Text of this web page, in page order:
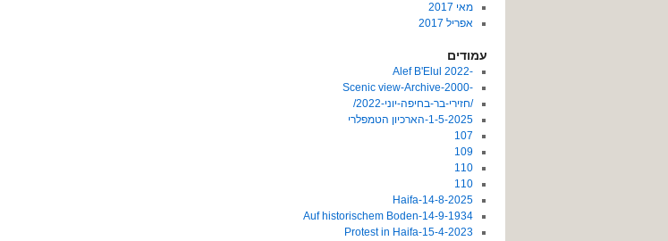
מאי 2017
אפריל 2017
עמודים
-2022 Alef B'Elul
-Scenic view-Archive-2000
/חזירי-בר-בחיפה-יוני-2022/
1-5-2025-הארכיון הטמפלרי
107
109
110
110
14-8-2025-Haifa
14-9-1934-Auf historischem Boden
15-4-2023-Protest in Haifa